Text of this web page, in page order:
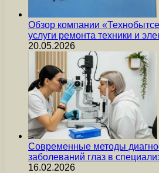
Обзор компании
услуги ремонта техники и
20.05.2026
Современные методы
заболеваний глаз в
16.02.2026